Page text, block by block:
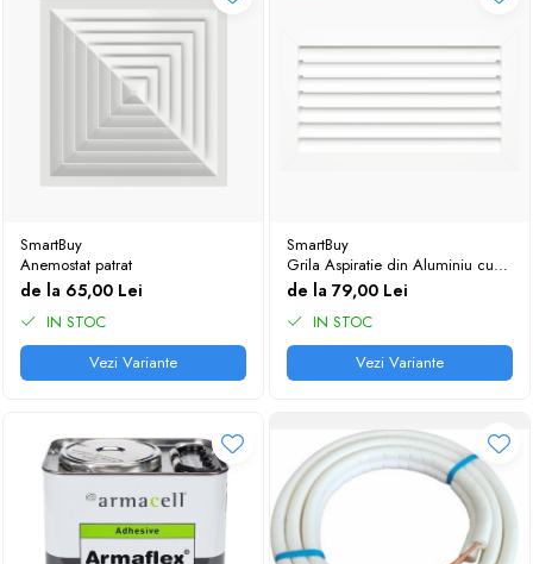
SmartBuy
Anemostat patrat
de la 65,00 Lei
IN STOC
Vezi Variante
SmartBuy
Grila Aspiratie din Aluminiu cu
Lamele Fixe la 45° SD - Ventilatie
si Recirculare Aer
de la 79,00 Lei
IN STOC
Vezi Variante